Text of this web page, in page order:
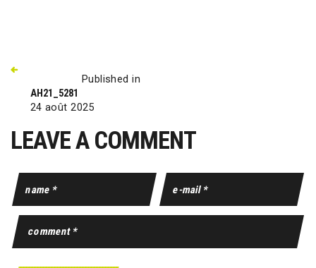
Published in
AH21_5281
24 août 2025
LEAVE A COMMENT